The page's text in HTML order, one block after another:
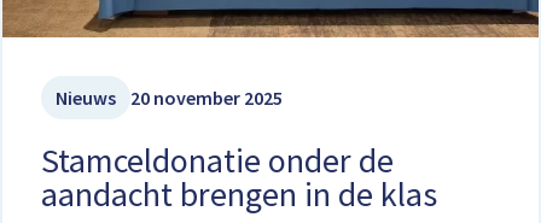
Nieuws 20 november 2025
Stamceldonatie onder de
aandacht brengen in de klas